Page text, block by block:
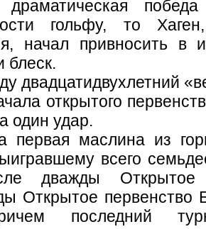
гольфу, то
начал привносить в
блеск.
двадцатидвухлетний
открытого
один удар.
первая маслина из
всего
дважды Открытое
Открытое первенство
последний